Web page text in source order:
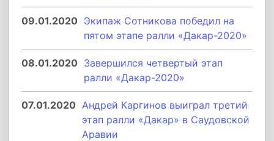
09.01.2020 Экипаж Сотникова победил на
пятом этапе ралли «Дакар-2020»
08.01.2020 Завершился четвертый этап
ралли «Дакар-2020»
07.01.2020 Андрей Каргинов выиграл третий
этап ралли «Дакар» в Саудовской
Аравии